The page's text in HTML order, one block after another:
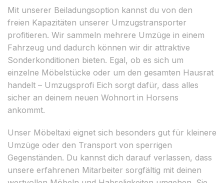
Mit unserer Beiladungsoption kannst du von den
freien Kapazitäten unserer Umzugstransporter
profitieren. Wir sammeln mehrere Umzüge in einem
Fahrzeug und dadurch können wir dir attraktive
Sonderkonditionen bieten. Egal, ob es sich um
einzelne Möbelstücke oder um den gesamten Hausrat
handelt – Umzugsprofi Eich sorgt dafür, dass alles
sicher an deinem neuen Wohnort in Horsens
ankommt.
Unser Möbeltaxi eignet sich besonders gut für kleinere
Umzüge oder den Transport von sperrigen
Gegenständen. Du kannst dich darauf verlassen, dass
unsere erfahrenen Mitarbeiter sorgfältig mit deinen